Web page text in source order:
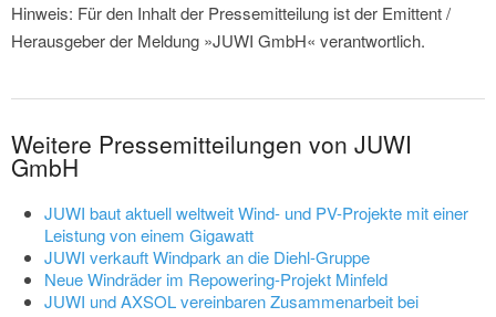
Hinweis: Für den Inhalt der Pressemitteilung ist der Emittent /
Herausgeber der Meldung »JUWI GmbH« verantwortlich.
Weitere Pressemitteilungen von JUWI
GmbH
JUWI baut aktuell weltweit Wind- und PV-Projekte mit einer
Leistung von einem Gigawatt
JUWI verkauft Windpark an die Diehl-Gruppe
Neue Windräder im Repowering-Projekt Minfeld
JUWI und AXSOL vereinbaren Zusammenarbeit bei